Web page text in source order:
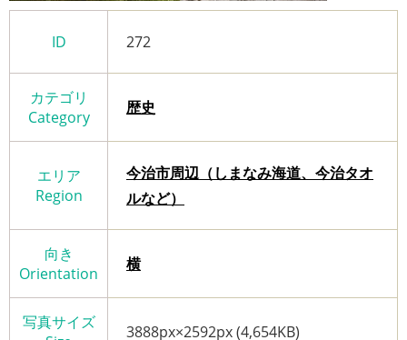
ID 272
カテゴリ
Category
歴史
エリア
Region
今治市周辺（しまなみ海道、今治タオ
ルなど）
向き
Orientation
横
写真サイズ
3888px×2592px (4,654KB)